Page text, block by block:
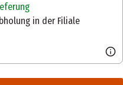
in der Filiale